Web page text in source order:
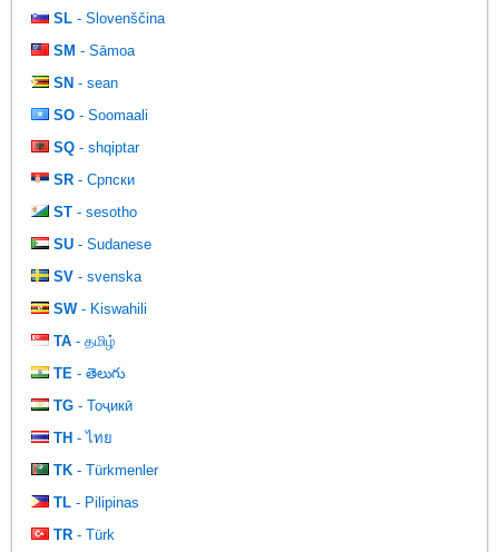
SL - Slovenščina
SM - Sāmoa
SN - sean
SO - Soomaali
SQ - shqiptar
SR - Српски
ST - sesotho
SU - Sudanese
SV - svenska
SW- Kiswahili
TA - தமிழ்
TE - తెలుగు
TG - Тоҷикӣ
TH - ไทย
TK - Türkmenler
TL - Pilipinas
TR - Türk